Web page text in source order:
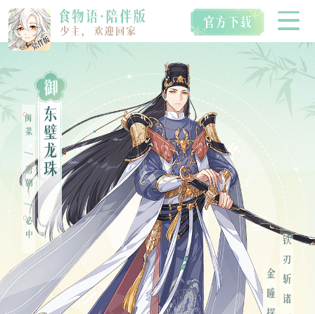
首页
空桑食魂
视听典藏
IP衍生
御
东
璧
龙
珠
闽菜
/
唐朝
/
必中
铁刃斩诸恶，